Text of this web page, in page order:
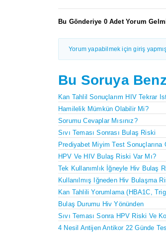
Bu Gönderiye 0 Adet Yorum
Yorum yapabilmek için giriş
Bu Soruya
Kan Tahlil Sonuçlarım HIV Tekrar
Hamilelik Mümkün Olabilir Mi?
Sorumu Cevaplar Mısınız?
Sıvı Teması Sonrası Bulaş Riski
Prediyabet Miyim Test Sonuçlarına
HPV Ve HIV Bulaş Riski Var Mı?
Tek Kullanımlık İğneyle Hiv Bulaş
Kullanılmış Iğneden Hiv Bulaşma
Kan Tahlili Yorumlama (HBA1C,
Bulaş Durumu Hiv Yönünden
Sıvı Teması Sonra HPV Riski Ve
4 Nesil Antijen Antikor 22 Günde